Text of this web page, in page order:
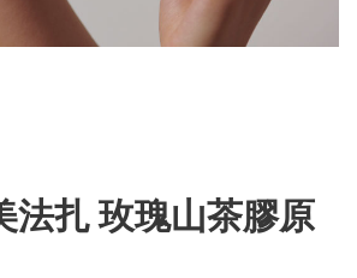
法扎 玫瑰山茶膠原